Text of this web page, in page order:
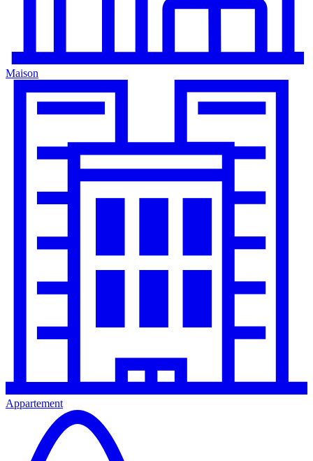
Maison
Appartement